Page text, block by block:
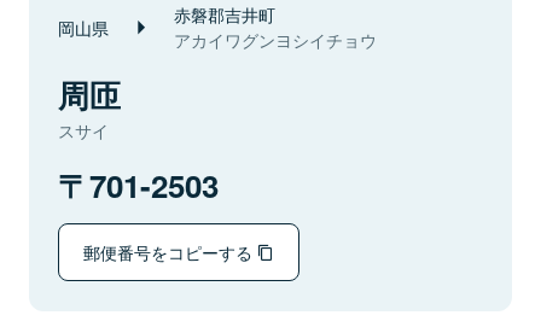
岡山県 赤磐郡吉井町
アカイワグンヨシイチョウ
周匝
スサイ
701-2503
郵便番号をコピーする